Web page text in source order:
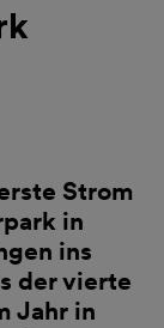
Strom
in
ins
der vierte
Jahr in